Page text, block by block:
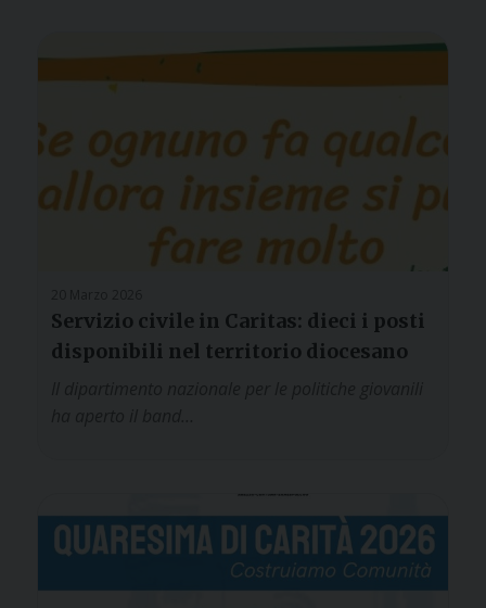
Servizio civile in Caritas: dieci i posti
disponibili nel territorio diocesano